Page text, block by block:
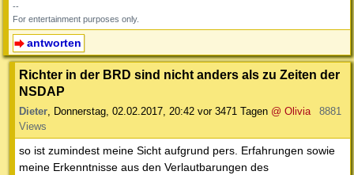
--
For entertainment purposes only.
antworten
Richter in der BRD sind nicht anders als zu Zeiten der
NSDAP
Dieter, Donnerstag, 02.02.2017, 20:42 vor 3471 Tagen @ Olivia
8881
Views
so ist zumindest meine Sicht aufgrund pers. Erfahrungen sowie
meine Erkenntnisse aus den Verlautbarungen des